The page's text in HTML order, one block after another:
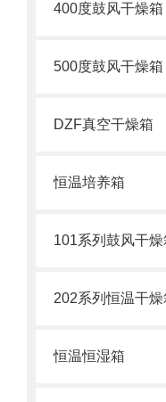
400度鼓风干燥箱
500度鼓风干燥箱
DZF真空干燥箱
恒温培养箱
101系列鼓风干燥
202系列恒温干燥
恒温恒湿箱